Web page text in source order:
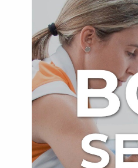
🤔 Preguntas Frecuentes
🔍 Buscador
🇬🇧 English
👩‍⚕️ Fisioterapeutas
🔍 Especialidades